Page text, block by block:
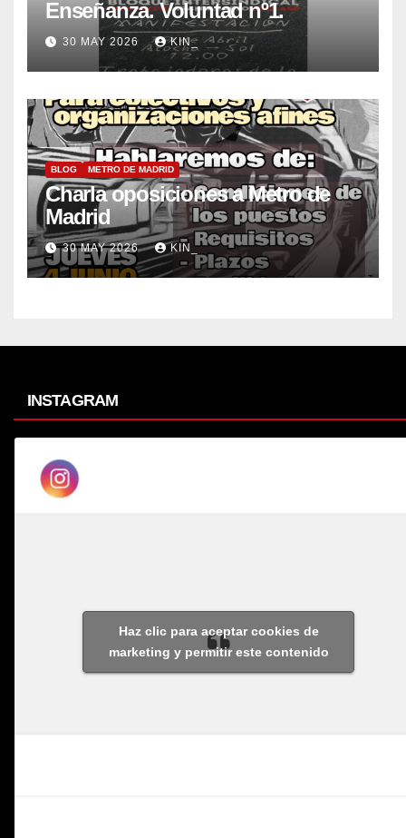
Enseñanza. Voluntad nº1.
30 MAY 2026 KIN_
BLOG METRO DE MADRID
Charla oposiciones a Metro de
Madrid
30 MAY 2026 KIN_
INSTAGRAM
Haz clic para aceptar cookies de
marketing y permitir este contenido